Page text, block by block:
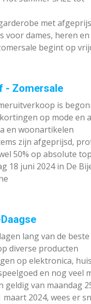
met
voor dames, heren
begint op
- Zomersale
is
op mode en
en woonartikelen
zijn afgeprijsd,
50% op absolute
18 juni 2024 in De
lang van de
diverse producten
op elektronica,
en nog veel
geldig van maandag
maart 2024, wees er